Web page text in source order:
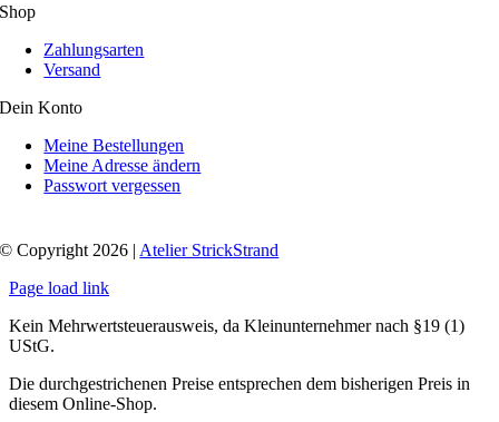
Shop
Zahlungsarten
Versand
Dein Konto
Meine Bestellungen
Meine Adresse ändern
Passwort vergessen
© Copyright 2026 | Atelier StrickStrand
Page load link
Kein Mehrwertsteuerausweis, da Kleinunternehmer nach §19 (1)
UStG.
Die durchgestrichenen Preise entsprechen dem bisherigen Preis in
diesem Online-Shop.